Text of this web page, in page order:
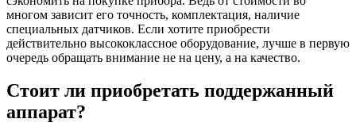
многом зависит его точность, комплектация, наличие
специальных датчиков. Если хотите приобрести
действительно высококлассное оборудование, лучше в первую
очередь обращать внимание не на цену, а на качество.
Стоит ли приобретать поддержанный
аппарат?